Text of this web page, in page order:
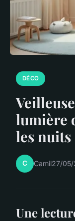
DÉCO
lumière
les nuits
C Camil27/05/
Une